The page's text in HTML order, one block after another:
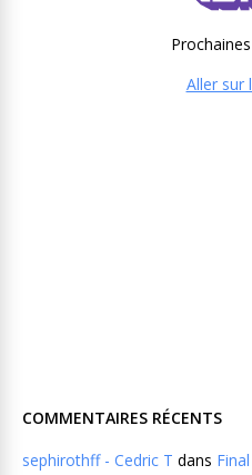
Aller sur
COMMENTAIRES RÉCENTS
sephirothff - Cedric T dans